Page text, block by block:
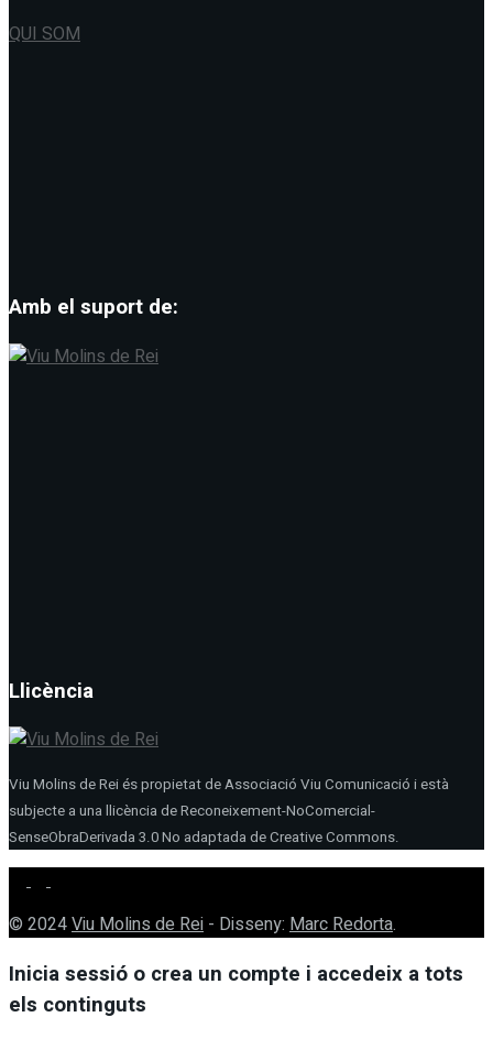
QUI SOM
Amb el suport de:
Llicència
Viu Molins de Rei és propietat de Associació Viu Comunicació i està
subjecte a una llicència de Reconeixement-NoComercial-
SenseObraDerivada 3.0 No adaptada de Creative Commons.
© 2024Viu Molins de Rei - Disseny: Marc Redorta.
Inicia sessió o crea un compte i accedeix a tots
els continguts